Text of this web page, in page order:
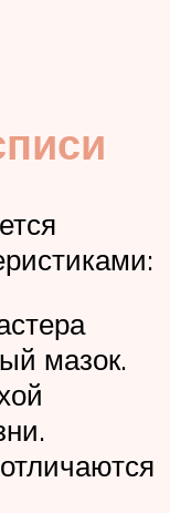
мазок.